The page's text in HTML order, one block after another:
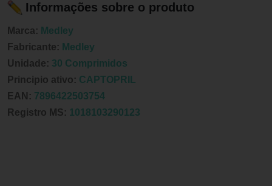
Informações sobre o produto
Marca: Medley
Fabricante: Medley
Unidade: 30 Comprimidos
Principio ativo: CAPTOPRIL
EAN: 7896422503754
Registro MS: 1018103290123